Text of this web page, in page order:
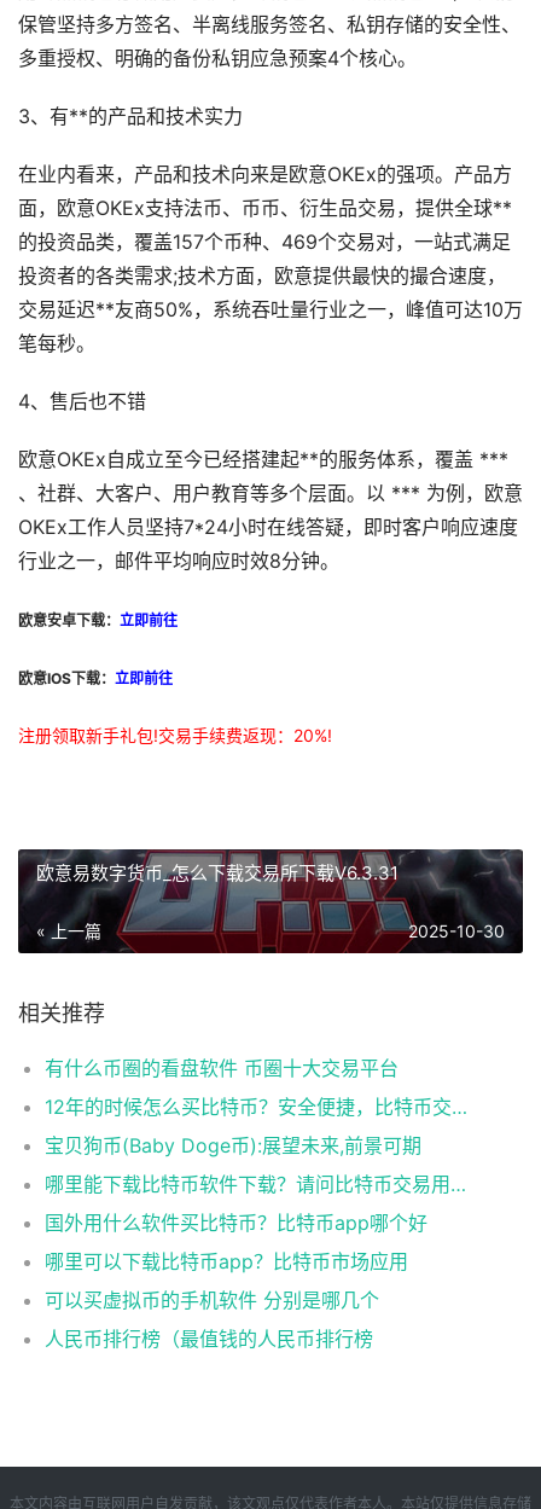
保管坚持多方签名、半离线服务签名、私钥存储的安全性、
多重授权、明确的备份私钥应急预案4个核心。
3、有**的产品和技术实力
在业内看来，产品和技术向来是欧意OKEx的强项。产品方
面，欧意OKEx支持法币、币币、衍生品交易，提供全球**
的投资品类，覆盖157个币种、469个交易对，一站式满足
投资者的各类需求;技术方面，欧意提供最快的撮合速度，
交易延迟**友商50%，系统吞吐量行业之一，峰值可达10万
笔每秒。
4、售后也不错
欧意OKEx自成立至今已经搭建起**的服务体系，覆盖 ***
、社群、大客户、用户教育等多个层面。以 *** 为例，欧意
OKEx工作人员坚持7*24小时在线答疑，即时客户响应速度
行业之一，邮件平均响应时效8分钟。
欧意安卓下载： 立即前往
欧意IOS下载： 立即前往
注册领取新手礼包!交易手续费返现：20%!
欧意易数字货币_怎么下载交易所下载V6.3.31
« 上一篇 2025-10-30
相关推荐
有什么币圈的看盘软件 币圈十大交易平台
12年的时候怎么买比特币？安全便捷，比特币交易首选
宝贝狗币(Baby Doge币):展望未来,前景可期
哪里能下载比特币软件下载？请问比特币交易用什么软件
国外用什么软件买比特币？比特币app哪个好
哪里可以下载比特币app？比特币市场应用
可以买虚拟币的手机软件 分别是哪几个
人民币排行榜（最值钱的人民币排行榜
本文内容由互联网用户自发贡献，该文观点仅代表作者本人。本站仅提供信息存储